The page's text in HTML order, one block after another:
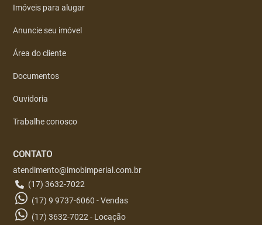
Imóveis para alugar
Anuncie seu imóvel
Área do cliente
Documentos
Ouvidoria
Trabalhe conosco
CONTATO
atendimento@imobimperial.com.br
(17) 3632-7022
(17) 9 9737-6060 - Vendas
(17) 3632-7022 - Locação